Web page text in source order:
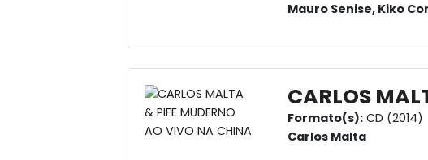
Mauro Senise, Kiko
CARLOS
Formato(s): CD (2014)
Carlos Malta